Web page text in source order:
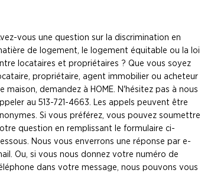
vous une question sur la discrimination en
de logement, le logement équitable ou la loi
locataires et propriétaires ? Que vous soyez
propriétaire, agent immobilier ou acheteur
maison, demandez à HOME. N'hésitez pas à nous
au 513-721-4663. Les appels peuvent être
Si vous préférez, vous pouvez soumettre
question en remplissant le formulaire ci-
Nous vous enverrons une réponse par e-
Ou, si vous nous donnez votre numéro de
dans votre message, nous pouvons vous